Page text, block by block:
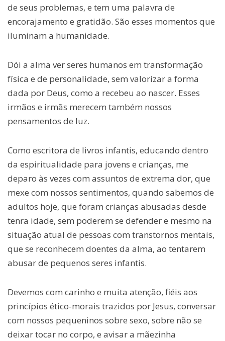
de seus problemas, e tem uma palavra de
encorajamento e gratidão. São esses momentos que
iluminam a humanidade.
Dói a alma ver seres humanos em transformação
física e de personalidade, sem valorizar a forma
dada por Deus, como a recebeu ao nascer. Esses
irmãos e irmãs merecem também nossos
pensamentos de luz.
Como escritora de livros infantis, educando dentro
da espiritualidade para jovens e crianças, me
deparo às vezes com assuntos de extrema dor, que
mexe com nossos sentimentos, quando sabemos de
adultos hoje, que foram crianças abusadas desde
tenra idade, sem poderem se defender e mesmo na
situação atual de pessoas com transtornos mentais,
que se reconhecem doentes da alma, ao tentarem
abusar de pequenos seres infantis.
Devemos com carinho e muita atenção, fiéis aos
princípios ético-morais trazidos por Jesus, conversar
com nossos pequeninos sobre sexo, sobre não se
deixar tocar no corpo, e avisar a mãezinha